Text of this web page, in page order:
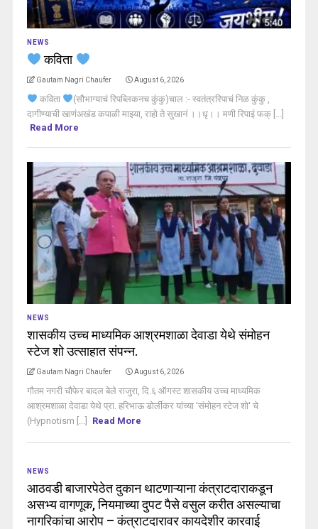
NEWS
कविता
Gautam Nagri Chaufer August 6, 2026
कविता
(सौभाग्याचं रिपब्लिकनच कुंकु)चाल :- स्वतंत्ररिपाचं निळ कुंकु ,
दागीण्याची खाणंअखंड कपाळी माझ्या, राहो ते सुखानं ।।धृ।। मणी रिपाइं फक् [...]
Read More
NEWS
शासकीय उच्च माध्यमिक आश्रमशाळा देवाडा येथे संमोहन
स्टेज शो उत्साहात संपन्न.
Gautam Nagri Chaufer August 6, 2026
गौतम नगरी चौफेर बादल बेले राजुरा, दि.६ ऑगस्ट शासकीय उच्च माध्यमिक
आश्रमशाळा देवाडा येथे प्रा. हरिभाऊ डोर्लीकर यांच्या 'संमोहन स्टेज शो' चे
(Hypnotism [...]
Read More
NEWS
आठवडी बाजारपेठेत दुकान थाटणाऱ्याना कंत्राटदाराकडून
असभ्य वागणूक, नियमाच्या दुपट पैसे वसुल करीत असल्याचा
नागरिकांचा आरोप – कंत्राटदारावर कायदेशीर कारवाई